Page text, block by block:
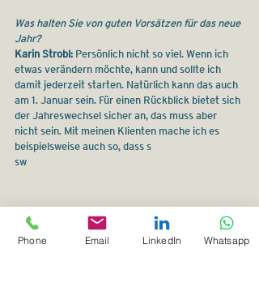
Was halten Sie von guten Vorsätzen für das neue
Jahr?
Karin Strobl: Persönlich nicht so viel. Wenn ich
etwas verändern möchte, kann und sollte ich
damit jederzeit starten. Natürlich kann das auch
am 1. Januar sein. Für einen Rückblick bietet sich
der Jahreswechsel sicher an, das muss aber
nicht sein. Mit meinen Klienten mache ich es
beispielsweise auch so, dass s
sw
Phone Email LinkedIn Whatsapp